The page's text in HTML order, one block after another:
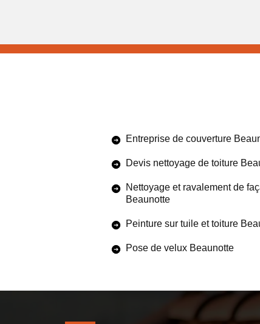
Entreprise de couverture
Devis nettoyage de toiture
Nettoyage et ravalement de
Beaunotte
Peinture sur tuile et toiture
Pose de velux Beaunotte